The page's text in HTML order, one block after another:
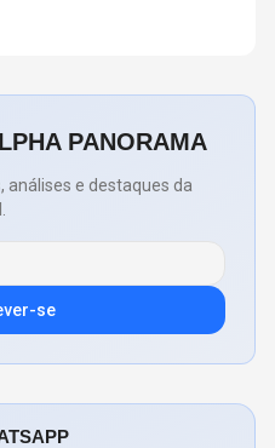
PANORAMA
análises e destaques da
se